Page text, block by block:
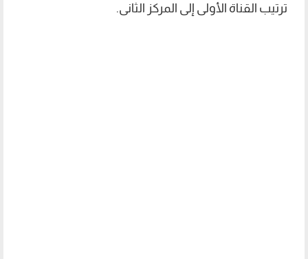
ترتيب القناة الأولى إلى المركز الثانى.